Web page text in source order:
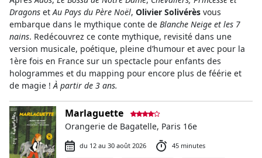
Dragons etAu Pays du Père Noël, Olivier Solivérès vous
embarque dans le mythique conte de Blanche Neige et les 7
nains. Redécouvrez ce conte mythique, revisité dans une
version musicale, poétique, pleine d’humour et avec pour la
1ère fois en France sur un spectacle pour enfants des
hologrammes et du mapping pour encore plus de féérie et
de magie !À partir de 3 ans.
Marlaguette
Orangerie de Bagatelle, Paris 16e
du 12 au 30 août 2026
45 minutes